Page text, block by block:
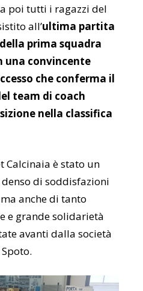
poi tutti i ragazzi del
all’ultima partita
prima squadra
una convincente
che conferma il
team di coach
nella classifica
Calcinaia è stato un
di soddisfazioni
anche di tanto
e grande solidarietà
avanti dalla società